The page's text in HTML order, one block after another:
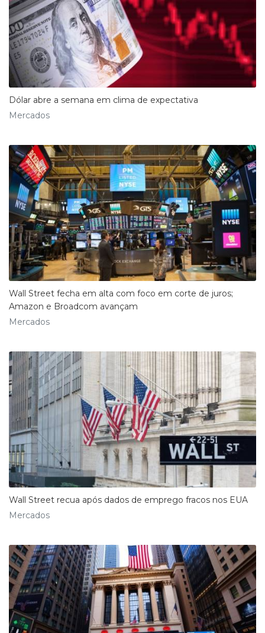
Dólar abre a semana em clima de expectativa
Mercados
Wall Street fecha em alta com foco em corte de juros;
Amazon e Broadcom avançam
Mercados
Wall Street recua após dados de emprego fracos nos EUA
Mercados